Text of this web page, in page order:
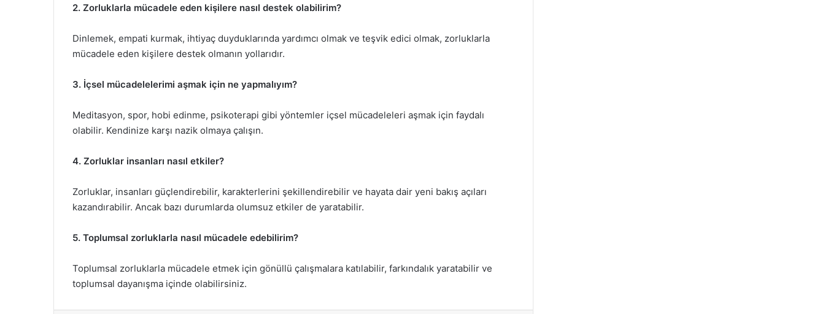
2. Zorluklarla mücadele eden kişilere nasıl destek olabilirim?
Dinlemek, empati kurmak, ihtiyaç duyduklarında yardımcı olmak ve teşvik edici olmak, zorluklarla
mücadele eden kişilere destek olmanın yollarıdır.
3. İçsel mücadelelerimi aşmak için ne yapmalıyım?
Meditasyon, spor, hobi edinme, psikoterapi gibi yöntemler içsel mücadeleleri aşmak için faydalı
olabilir. Kendinize karşı nazik olmaya çalışın.
4. Zorluklar insanları nasıl etkiler?
Zorluklar, insanları güçlendirebilir, karakterlerini şekillendirebilir ve hayata dair yeni bakış açıları
kazandırabilir. Ancak bazı durumlarda olumsuz etkiler de yaratabilir.
5. Toplumsal zorluklarla nasıl mücadele edebilirim?
Toplumsal zorluklarla mücadele etmek için gönüllü çalışmalara katılabilir, farkındalık yaratabilir ve
toplumsal dayanışma içinde olabilirsiniz.